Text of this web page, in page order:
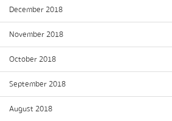
December 2018
November 2018
October 2018
September 2018
August 2018